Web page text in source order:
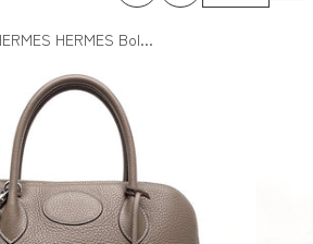
HERMES Bol...